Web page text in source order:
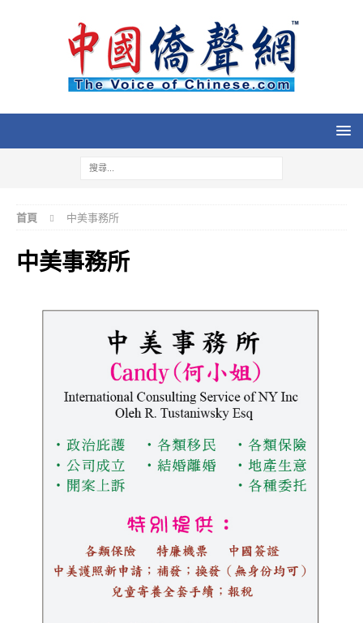
首頁 中美事務所
中美事務所